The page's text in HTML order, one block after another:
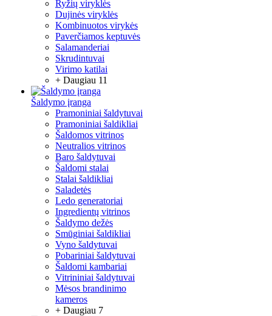
Ryžių viryklės
Dujinės viryklės
Kombinuotos virykės
Paverčiamos keptuvės
Salamanderiai
Skrudintuvai
Virimo katilai
+ Daugiau 11
Šaldymo įranga
Pramoniniai šaldytuvai
Pramoniniai šaldikliai
Šaldomos vitrinos
Neutralios vitrinos
Baro šaldytuvai
Šaldomi stalai
Stalai šaldikliai
Saladetės
Ledo generatoriai
Ingredientų vitrinos
Šaldymo dežės
Smūginiai šaldikliai
Vyno šaldytuvai
Pobariniai šaldytuvai
Šaldomi kambariai
Vitrininiai šaldytuvai
Mėsos brandinimo
kameros
+ Daugiau 7